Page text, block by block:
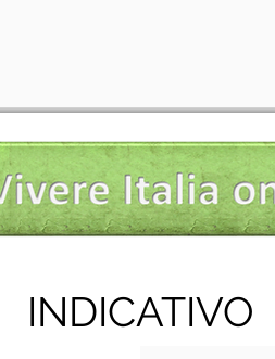
INDICATIVO